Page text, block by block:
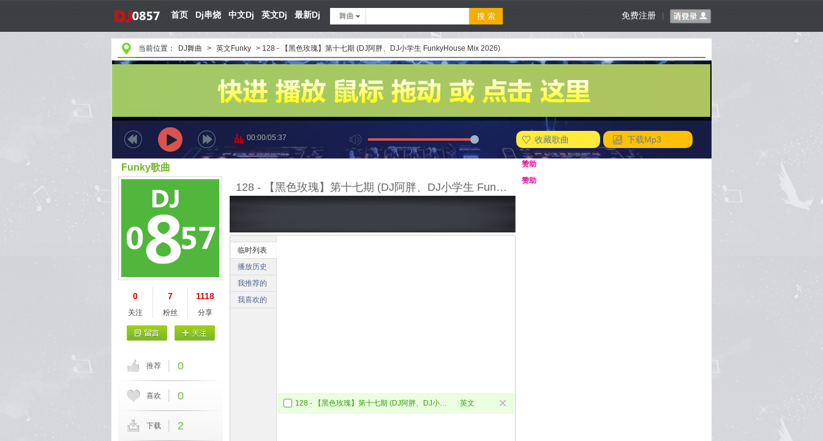
首页 Dj串烧 中文Dj 英文Dj 最新Dj 舞曲 免费注册
当前位置： DJ舞曲 > 英文Funky > 128 - 【黑色玫瑰】第十七期 (DJ阿胖、DJ小学生 FunkyHouse Mix 2026)
下载Mp3
收藏歌曲
00:00/05:37
128 - 【黑色玫瑰】第十七期 (DJ阿胖、DJ小学生 FunkyHouse Mix 2026)
临时列表
播放历史
我推荐的
我喜欢的
128 - 【黑色玫瑰】第十七期 (DJ阿胖、DJ小学生 FunkyHouse Mix 2026)
英文
Funky歌曲
0
关注
7
粉丝
1118
分享
推荐 0
喜欢 0
下载 2
赞助
赞助